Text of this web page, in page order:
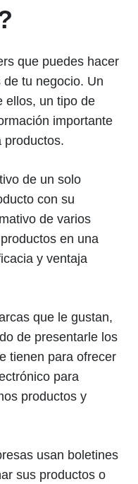
que puedes hacer
tu negocio. Un
ellos, un tipo de
importante
productos.
de un solo
con su
de varios
en una
y ventaja
que le gustan,
de presentarle los
tienen para ofrecer
para
productos y
usan boletines
sus productos o